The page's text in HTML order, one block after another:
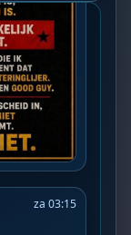
za 03:15